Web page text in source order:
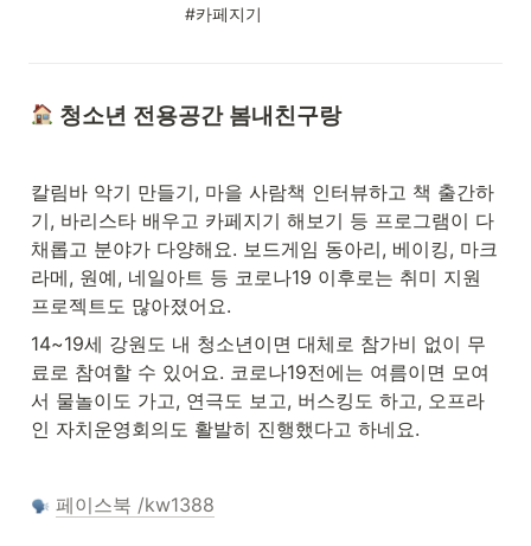
#카페지기
청소년 전용공간 봄내친구랑
칼림바 악기 만들기, 마을 사람책 인터뷰하고 책 출간하
기, 바리스타 배우고 카페지기 해보기 등 프로그램이 다
채롭고 분야가 다양해요. 보드게임 동아리, 베이킹, 마크
라메, 원예, 네일아트 등 코로나19 이후로는 취미 지원
프로젝트도 많아졌어요.
14~19세 강원도 내 청소년이면 대체로 참가비 없이 무
료로 참여할 수 있어요. 코로나19전에는 여름이면 모여
서 물놀이도 가고, 연극도 보고, 버스킹도 하고, 오프라
인 자치운영회의도 활발히 진행했다고 하네요.
페이스북 /kw1388